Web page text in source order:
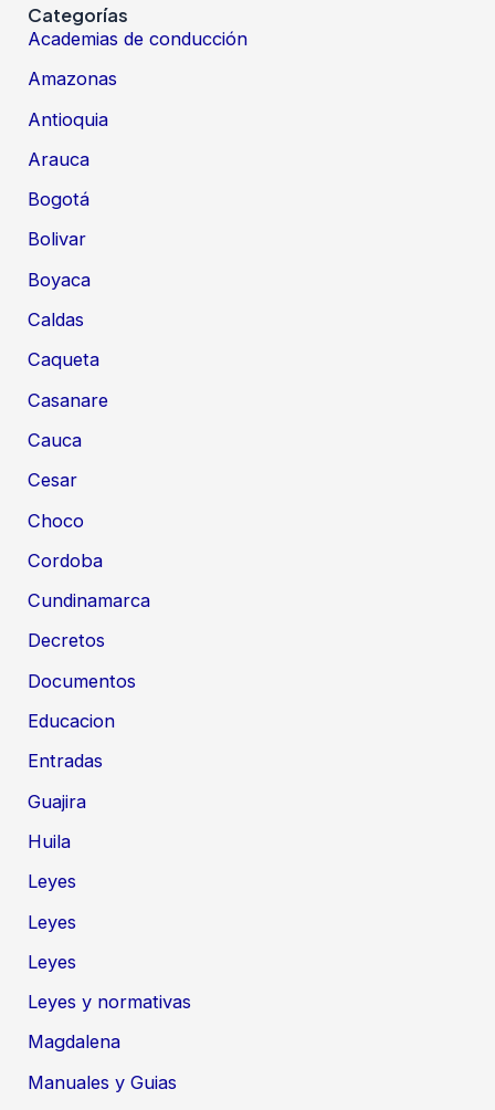
Categorías
Academias de conducción
Amazonas
Antioquia
Arauca
Bogotá
Bolivar
Boyaca
Caldas
Caqueta
Casanare
Cauca
Cesar
Choco
Cordoba
Cundinamarca
Decretos
Documentos
Educacion
Entradas
Guajira
Huila
Leyes
Leyes
Leyes
Leyes y normativas
Magdalena
Manuales y Guias